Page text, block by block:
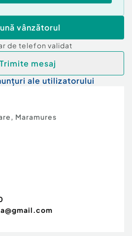
vânzătorul
de telefon validat
Trimite mesaj
ale utilizatorului
, Maramures